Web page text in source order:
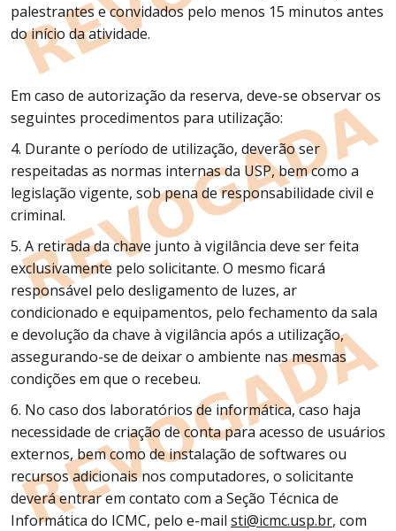
palestrantes e convidados pelo menos 15 minutos antes
do início da atividade.
Em caso de autorização da reserva, deve-se observar os
seguintes procedimentos para utilização:
4. Durante o período de utilização, deverão ser
respeitadas as normas internas da USP, bem como a
legislação vigente, sob pena de responsabilidade civil e
criminal.
5. A retirada da chave junto à vigilância deve ser feita
exclusivamente pelo solicitante. O mesmo ficará
responsável pelo desligamento de luzes, ar
condicionado e equipamentos, pelo fechamento da sala
e devolução da chave à vigilância após a utilização,
assegurando-se de deixar o ambiente nas mesmas
condições em que o recebeu.
6. No caso dos laboratórios de informática, caso haja
necessidade de criação de conta para acesso de usuários
externos, bem como de instalação de softwares ou
recursos adicionais nos computadores, o solicitante
deverá entrar em contato com a Seção Técnica de
Informática do ICMC, pelo e-mail sti@icmc.usp.br, com